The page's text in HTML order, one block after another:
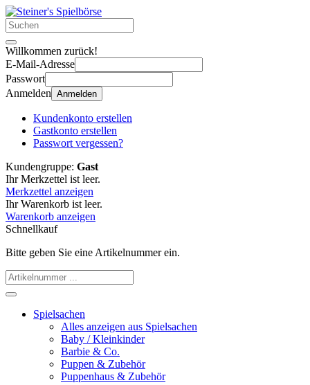
Willkommen zurück!
E-Mail-Adresse
Passwort
Anmelden Anmelden
Kundenkonto erstellen
Gastkonto erstellen
Passwort vergessen?
Kundengruppe: Gast
Ihr Merkzettel ist leer.
Merkzettel anzeigen
Ihr Warenkorb ist leer.
Warenkorb anzeigen
Schnellkauf
Bitte geben Sie eine Artikelnummer ein.
Spielsachen
Alles anzeigen aus Spielsachen
Baby / Kleinkinder
Barbie & Co.
Puppen & Zubehör
Puppenhaus & Zubehör